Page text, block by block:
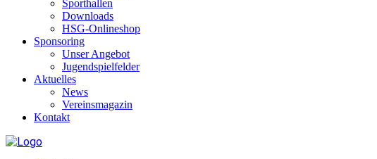
Sporthallen
Downloads
HSG-Onlineshop
Sponsoring
Unser Angebot
Jugendspielfelder
Aktuelles
News
Vereinsmagazin
Kontakt